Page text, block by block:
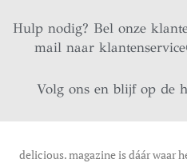
Hulp nodig? Bel onze
mail naar
Volg ons en blijf op de
delicious. magazine is dáár waar